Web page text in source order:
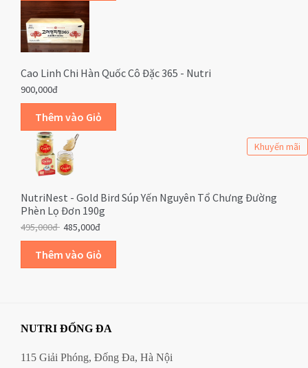
Cao Linh Chi Hàn Quốc Cô Đặc 365 - Nutri
900,000đ
Khuyến mãi
NutriNest - Gold Bird Súp Yến Nguyên Tổ Chưng Đường
Phèn Lọ Đơn 190g
495,000đ 485,000đ
NUTRI ĐỐNG ĐA
115 Giải Phóng, Đống Đa, Hà Nội